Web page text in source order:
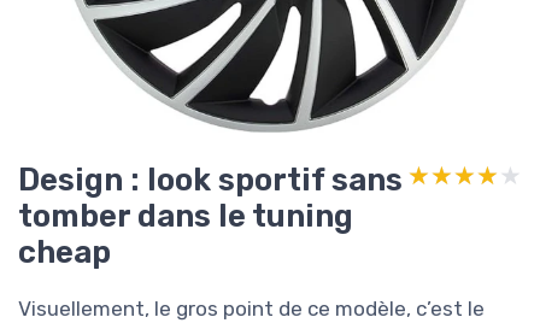
Design : look sportif sans
tomber dans le tuning
cheap
★★★★★
★★★★★
Visuellement, le gros point de ce modèle, c’est le